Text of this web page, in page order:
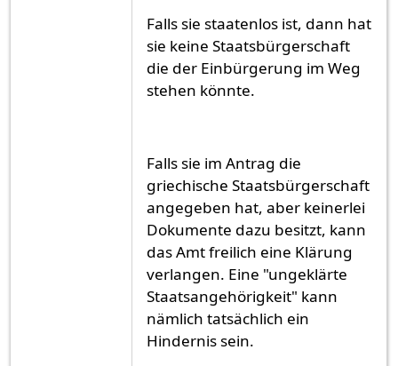
Falls sie staatenlos ist, dann hat
sie keine Staatsbürgerschaft
die der Einbürgerung im Weg
stehen könnte.
Falls sie im Antrag die
griechische Staatsbürgerschaft
angegeben hat, aber keinerlei
Dokumente dazu besitzt, kann
das Amt freilich eine Klärung
verlangen. Eine "ungeklärte
Staatsangehörigkeit" kann
nämlich tatsächlich ein
Hindernis sein.